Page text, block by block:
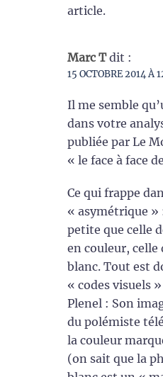
article.
Marc T dit :
15 OCTOBRE 2014 À
Il me semble
dans votre
publiée par Le
« le face à face
Ce qui frappe
« asymétrique »
petite que celle
en couleur,
blanc. Tout est
« codes visuels
Plenel : Son
du polémiste
la couleur
(on sait que la